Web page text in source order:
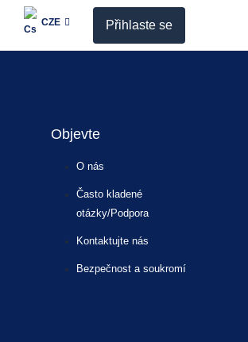
CZE Přihlaste se
Objevte
O nás
Často kladené
otázky/Podpora
Kontaktujte nás
Bezpečnost a soukromí